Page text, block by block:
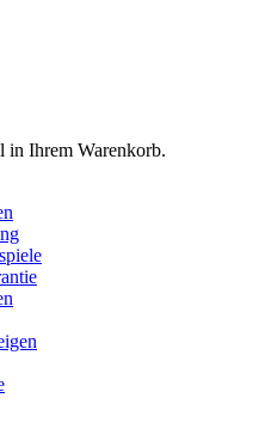
in Ihrem Warenkorb.